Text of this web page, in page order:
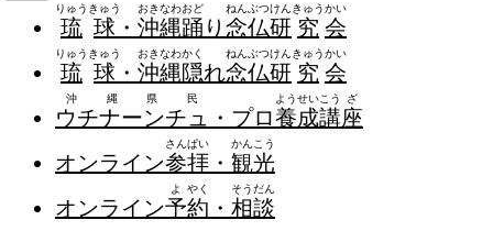
琉
りゅう
球
きゅう
・ 沖
おき
縄
なわ
踊
おど
り 念
ねん
仏
ぶつ
研
けん
究
きゅう
会
かい
琉
りゅう
球
きゅう
・ 沖
おき
縄
なわ
隠
かく
れ念
ねん
仏
ぶつ
研
けん
究
きゅう
会
かい
ウチナーンチュ
沖縄県民
・プロ養
よう
成
せい
講
こう
座
ざ
オンライン参
さん
拝
ぱい
・ 観
かん
光
こう
オンライン予
よ
約
やく
・ 相
そう
談
だん